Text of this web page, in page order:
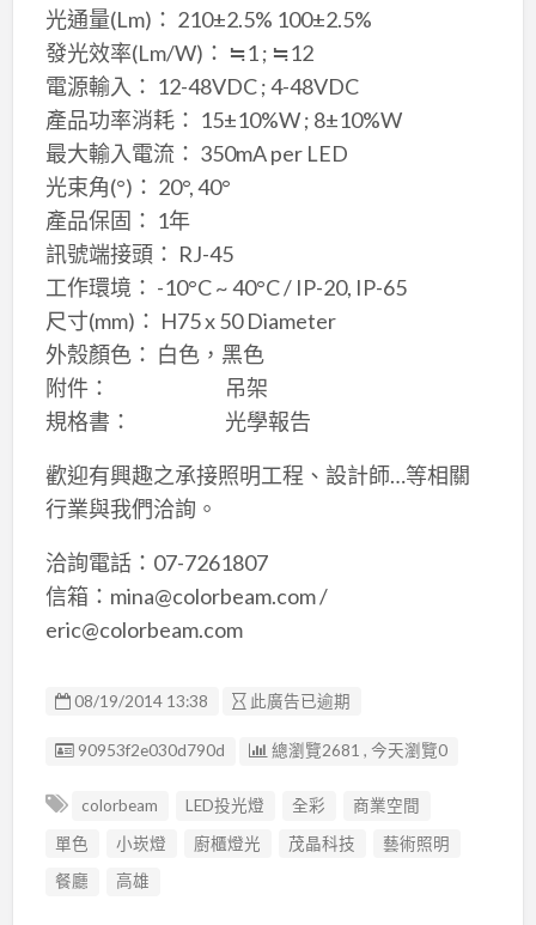
光通量(Lm)： 210±2.5% 100±2.5%
發光效率(Lm/W)： ≒1 ; ≒12
電源輸入： 12-48VDC ; 4-48VDC
產品功率消耗： 15±10%W ; 8±10%W
最大輸入電流： 350mA per LED
光束角(°)： 20°, 40°
產品保固： 1年
訊號端接頭： RJ-45
工作環境： -10°C ~ 40°C / IP-20, IP-65
尺寸(mm)： H75 x 50 Diameter
外殼顏色： 白色，黑色
附件： 吊架
規格書： 光學報告
歡迎有興趣之承接照明工程、設計師…等相關
行業與我們洽詢。
洽詢電話：07-7261807
信箱：mina@colorbeam.com /
eric@colorbeam.com
08/19/2014 13:38 此廣告已逾期
廣告编號
90953f2e030d790d 總瀏覽2681 , 今天瀏覽0
colorbeam LED投光燈 全彩
商業空間
單色
小崁燈 廚櫃燈光 茂晶科技
藝術照明
餐廳
高雄